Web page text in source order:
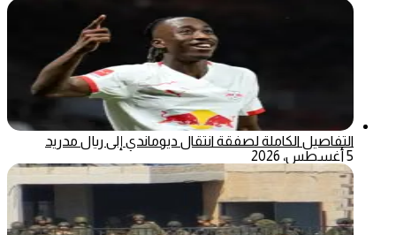
التفاصيل الكاملة لصفقة انتقال ديوماندي إلى ريال مدريد
5 أغسطس، 2026